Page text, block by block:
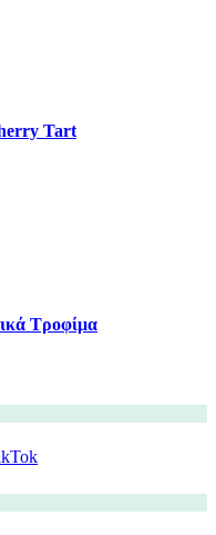
Tart
Τροφίμα